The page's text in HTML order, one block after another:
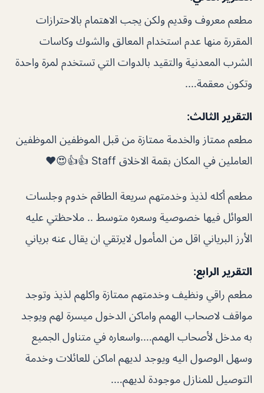
مطعم معروف وقديم ولكن يجب الاهتمام بالاحترازات
المقررة منها عدم استخدام المعالق والشوك وكاسات
الشرب المعدنية والتقيد بالدوات التي تستخدم لمرة واحدة
وتكون معقمة….
التقرير الثالث:
مطعم ممتاز والخدمة ممتازة من قبل الموظفين الموظفين
العاملين في المكان بقمة الاخلاق Staff 👍👍😍❤️
مطعم أكله لذيذ وخدمتهم سريعة الطاقم خدوم وجلسات
العوائل فيها خصوصية وسعره متوسط .. ملاحظتي عليه
الأرز البرياني اقل من المأمول لايرتقي ان يقال عنه برياني
التقرير الرابع:
مطعم راقي ونظيف وخدمتهم ممتازة واكلهم لذيذ وتوجد
مواقف لاصحاب الهمم واماكن الدخول ميسرة لهم ويوجد
به مدخل لأصحاب الهمم….واسعاره في متناول الجميع
وسهل الوصول اليه ويوجد لديهم اماكن للعائلات وخدمة
التوصيل للمنازل موجودة لديهم….